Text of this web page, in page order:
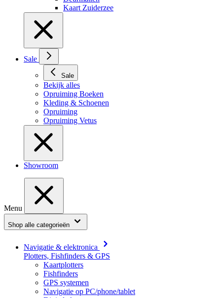
Kaart Zuiderzee
Sale
Sale
Bekijk alles
Opruiming Boeken
Kleding & Schoenen
Opruiming
Opruiming Vetus
Showroom
Menu
Shop alle categorieën
Navigatie & elektronica
Plotters, Fishfinders & GPS
Kaartplotters
Fishfinders
GPS systemen
Navigatie op PC/phone/tablet